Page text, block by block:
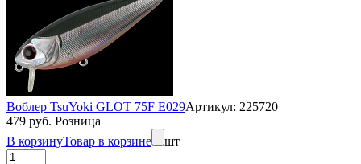
Воблер TsuYoki GLOT 75F E029Артикул: 225720
479 руб. Розница
В корзинуТовар в корзине шт